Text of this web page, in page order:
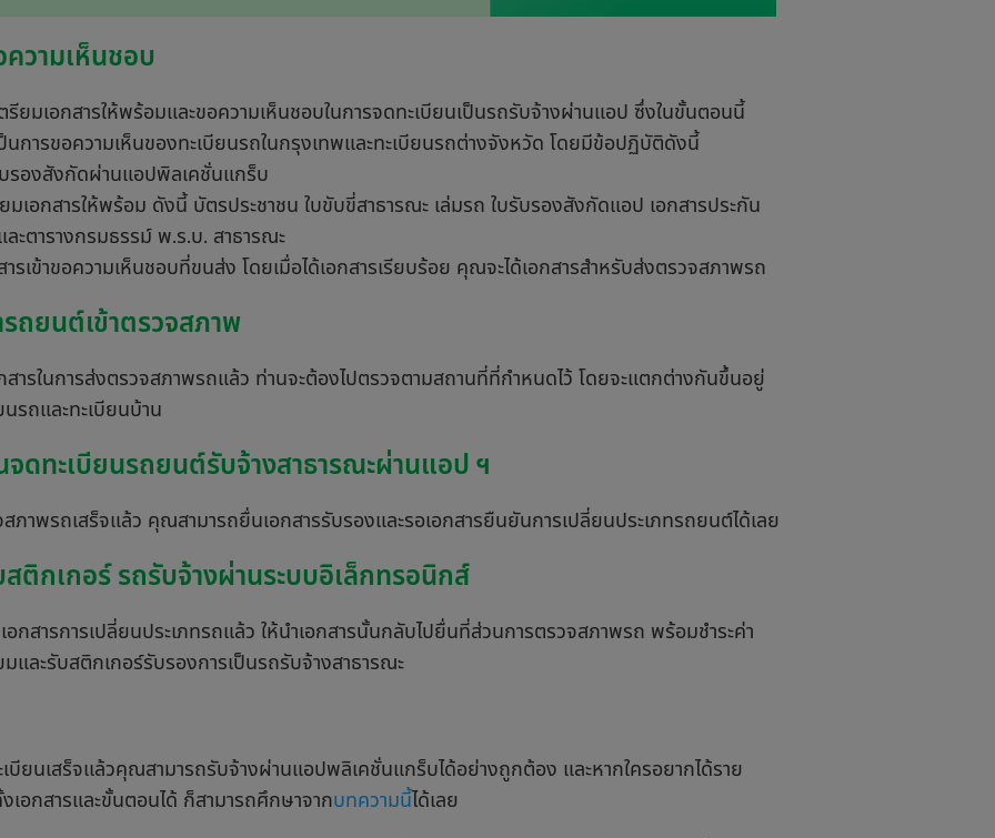
ความเห็นชอบ
รียมเอกสารให้พร้อมและขอความเห็นชอบในการจดทะเบียนเป็นรถรับจ้างผ่านแอป ซึ่งในขั้นตอนนี้
ป็นการขอความเห็นของทะเบียนรถในกรุงเทพและทะเบียนรถต่างจังหวัด โดยมีข้อปฏิบัติดังนี้
รองสังกัดผ่านแอปพิลเคชั่นแกร็บ
มเอกสารให้พร้อม ดังนี้ บัตรประชาชน ใบขับขี่สาธารณะ เล่มรถ ใบรับรองสังกัดแอป เอกสารประกัน
ะตารางกรมธรรม์ พ.ร.บ. สาธารณะ
ารเข้าขอความเห็นชอบที่ขนส่ง โดยเมื่อได้เอกสารเรียบร้อย คุณจะได้เอกสารสำหรับส่งตรวจสภาพรถ
ถยนต์เข้าตรวจสภาพ
กสารในการส่งตรวจสภาพรถแล้ว ท่านจะต้องไปตรวจตามสถานที่ที่กำหนดไว้ โดยจะแตกต่างกันขึ้นอยู่
รถและทะเบียนบ้าน
จดทะเบียนรถยนต์รับจ้างสาธารณะผ่านแอป ฯ
สภาพรถเสร็จแล้ว คุณสามารถยื่นเอกสารรับรองและรอเอกสารยืนยันการเปลี่ยนประเภทรถยนต์ได้เลย
สติกเกอร์ รถรับจ้างผ่านระบบอิเล็กทรอนิกส์
อกสารการเปลี่ยนประเภทรถแล้ว ให้นำเอกสารนั้นกลับไปยื่นที่ส่วนการตรวจสภาพรถ พร้อมชำระค่า
มและรับสติกเกอร์รับรองการเป็นรถรับจ้างสาธารณะ
บียนเสร็จเเล้วคุณสามารถรับจ้างผ่านแอปพลิเคชั่นแกร็บได้อย่างถูกต้อง และหากใครอยากได้ราย
เอกสารและขั้นตอนได้ ก็สามารถศึกษาจากบทความนี้ได้เลย